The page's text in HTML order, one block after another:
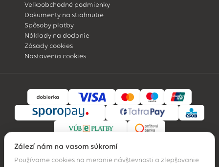
Veľkoobchodné podmienky
Dokumenty na stiahnutie
Spôsoby platby
Náklady na dodanie
Zásady cookies
Nastavenia cookies
Záleží nám na vašom súkromí
Používame cookies na meranie návštevnosti a zlepšovanie